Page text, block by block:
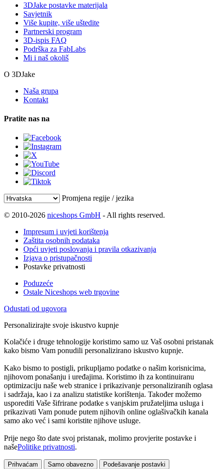
3DJake postavke materijala
Savjetnik
Više kupite, više uštedite
Partnerski program
3D-ispis FAQ
Podrška za FabLabs
Mi i naš okoliš
O 3DJake
Naša grupa
Kontakt
Pratite nas na
Promjena regije / jezika
© 2010-2026 niceshops GmbH - All rights reserved.
Impresum i uvjeti korištenja
Zaštita osobnih podataka
Opći uvjeti poslovanja i pravila otkazivanja
Izjava o pristupačnosti
Postavke privatnosti
Poduzeće
Ostale Niceshops web trgovine
Odustati od ugovora
Personalizirajte svoje iskustvo kupnje
Kolačiće i druge tehnologije koristimo samo uz Vaš osobni pristanak
kako bismo Vam ponudili personalizirano iskustvo kupnje.
Kako bismo to postigli, prikupljamo podatke o našim korisnicima,
njihovom ponašanju i uređajima. Koristimo ih za kontinuiranu
optimizaciju naše web stranice i prikazivanje personaliziranih oglasa
i sadržaja, kao i za analizu statistike korištenja. Također možemo
usporediti Vaše šifrirane podatke s vanjskim pružateljima usluga i
prikazivati Vam ponude putem njihovih online oglašivačkih kanala
samo ako već i sami koristite njihove usluge.
Prije nego što date svoj pristanak, molimo provjerite postavke i
našePolitike privatnosti.
Prihvaćam Samo obavezno Podešavanje postavki